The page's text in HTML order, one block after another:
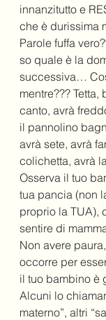
innanzitutto e
che è durissima
Parole fuffa
so quale è la
successiva…
mentre???
canto, avrà
il pannolino
avrà sete, avrà
colichetta, avrà
Osserva il tuo
tua pancia (non
proprio la TUA),
sentire di
Non avere
occorre per
il tuo bambino è
Alcuni lo
materno”, altri